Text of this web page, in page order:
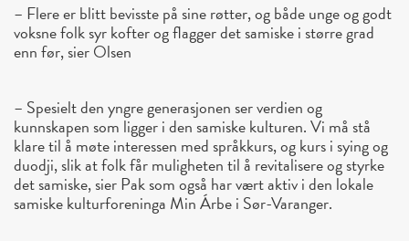
– Flere er blitt bevisste på sine røtter, og både unge og godt
voksne folk syr kofter og flagger det samiske i større grad
enn før, sier Olsen
– Spesielt den yngre generasjonen ser verdien og
kunnskapen som ligger i den samiske kulturen. Vi må stå
klare til å møte interessen med språkkurs, og kurs i sying og
duodji, slik at folk får muligheten til å revitalisere og styrke
det samiske, sier Pak som også har vært aktiv i den lokale
samiske kulturforeninga Min Árbe i Sør-Varanger.